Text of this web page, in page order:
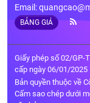
Email:
BẢNG GIÁ
Giấy phép số 02/GP-
cấp ngày 06/01/2025
Bản quyền thuộc về
Cấm sao chép dưới